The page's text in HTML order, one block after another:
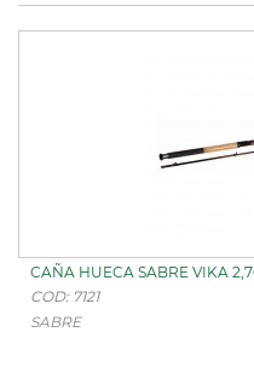
CAÑA HUECA SABRE VIKA
COD: 7121
SABRE